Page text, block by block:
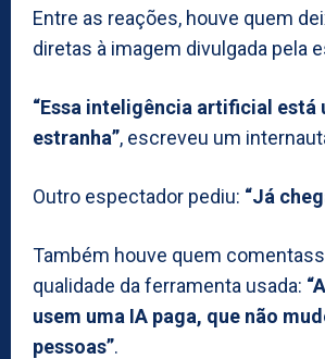
Entre as reações, houve quem
diretas à imagem divulgada pela
“Essa inteligência artificial está
estranha”, escreveu um
Outro espectador pediu: “Já
Também houve quem
qualidade da ferramenta usada:
usem uma IA paga, que não
pessoas”.